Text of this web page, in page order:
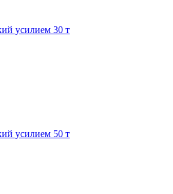
усилием 30 т
усилием 50 т